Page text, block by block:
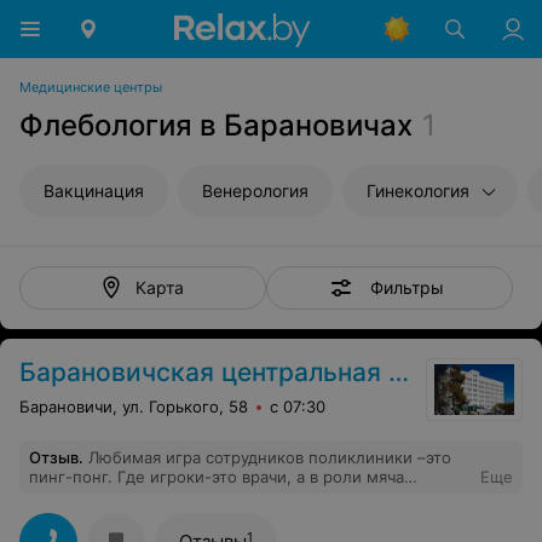
Медицинские центры
Флебология в Барановичах 1
Вакцинация Венерология Гинекология
Карта Фильтры
Барановичская центральная поликлиника
Барановичи, ул. Горького, 58 с 07:30
Отзыв. Любимая игра сотрудников поликлиники –это
пинг-понг. Где игроки-это врачи, а в роли мяча
перекидывают мяч от одного к другому с одной и той
же фразой: «Это не наше, мы это не лечим». Тогда ход
Еще
1